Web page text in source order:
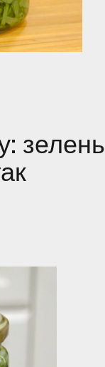
зелень